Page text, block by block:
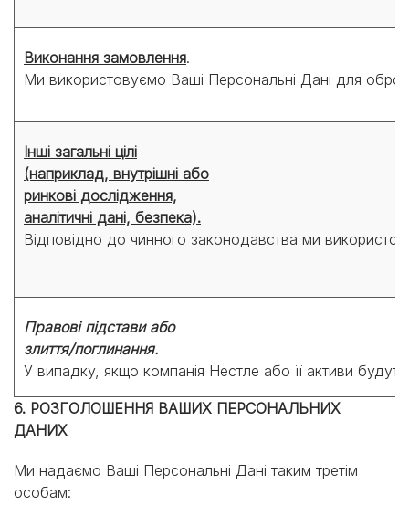
Виконання замовлення.
Ми використовуємо Ваші Персональні Дані для
Інші загальні цілі
(наприклад, внутрішні або
ринкові дослідження,
аналітичні дані, безпека).
Відповідно до чинного законодавства ми
Правові підстави або
злиття/поглинання.
У випадку, якщо компанія Нестле або її активи
6. РОЗГОЛОШЕННЯ ВАШИХ ПЕРСОНАЛЬНИХ
ДАНИХ
Ми надаємо Ваші Персональні Дані таким третім
особам: